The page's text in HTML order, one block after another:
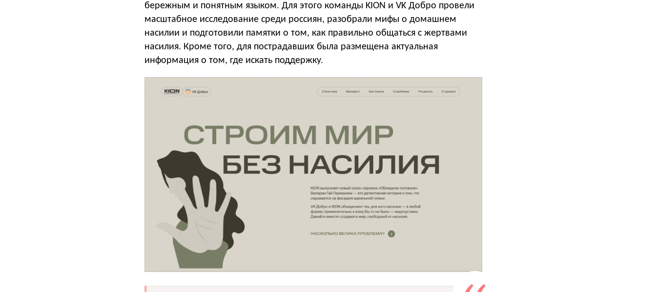
бережным и понятным языком. Для этого команды KION и VK Добро провели
масштабное исследование среди россиян, разобрали мифы о домашнем
насилии и подготовили памятки о том, как правильно общаться с жертвами
насилия. Кроме того, для пострадавших была размещена актуальная
информация о том, где искать поддержку.